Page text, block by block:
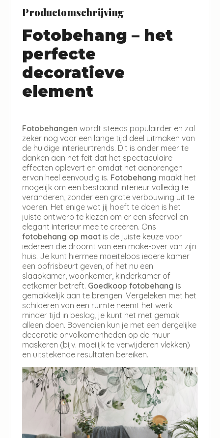
Productomschrijving
Fotobehang – het
perfecte
decoratieve
element
Fotobehangen wordt steeds populairder en zal
zeker nog voor een lange tijd deel uitmaken van
de huidige interieurtrends. Dit is onder meer te
danken aan het feit dat het spectaculaire
effecten oplevert en omdat het aanbrengen
ervan heel eenvoudig is. Fotobehang maakt het
mogelijk om een bestaand interieur volledig te
veranderen, zonder een grote verbouwing uit te
voeren. Het enige wat jij hoeft te doen is het
juiste ontwerp te kiezen om er een sfeervol en
elegant interieur mee te creëren. Ons
fotobehang op maat is de juiste keuze voor
iedereen die droomt van een make-over van zijn
huis. Je kunt hiermee moeiteloos iedere kamer
een opfrisbeurt geven, of het nu een
slaapkamer, woonkamer, kinderkamer of
eetkamer betreft. Goedkoop fotobehang is
gemakkelijk aan te brengen. Vergeleken met het
schilderen van een ruimte neemt het werk
minder tijd in beslag, je kunt het met gemak
alleen doen. Bovendien kun je met een dergelijke
decoratie onvolkomenheden op de muur
maskeren (bijv. moeilijk te verwijderen vlekken)
en uitstekende resultaten bereiken.